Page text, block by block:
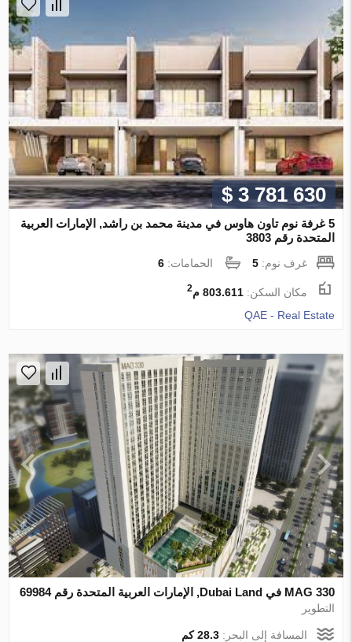
$ 3 781 630
5 غرفة نوم تاون هاوس في مدينة محمد بن راشد, الإمارات العربية
المتحدة رقم 3803
غرف نوم:5 الحمامات:6
مكان السكن:803.611 م 2
QAE - Real Estate
MAG 330 في Dubai Land, الإمارات العربية المتحدة رقم 69984
التطوير
المسافة إلى البحر:28.3 كم